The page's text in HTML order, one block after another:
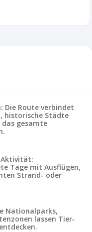
Die Route verbindet
historische Städte
gesamte
Aktivität:
Tage mit Ausflügen,
Strand- oder
Nationalparks,
lassen Tier‑